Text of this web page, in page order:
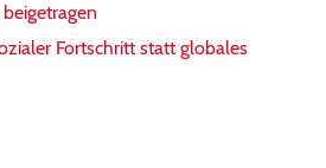
Fortschritt statt globales